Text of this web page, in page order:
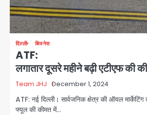
दिल्ली बिजनेस
ATF:
लगातार दूसरे महीने बढ़ी एटीएफ की
Team JHJ December 1, 2024
ATF: नई दिल्ली। सार्वजनिक क्षेत्र की ऑयल
फ्यूल की कीमत में…